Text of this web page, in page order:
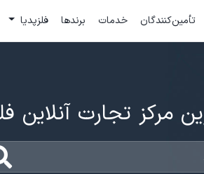
تأمین‌کنندگان خدمات برندها فلزپدیا